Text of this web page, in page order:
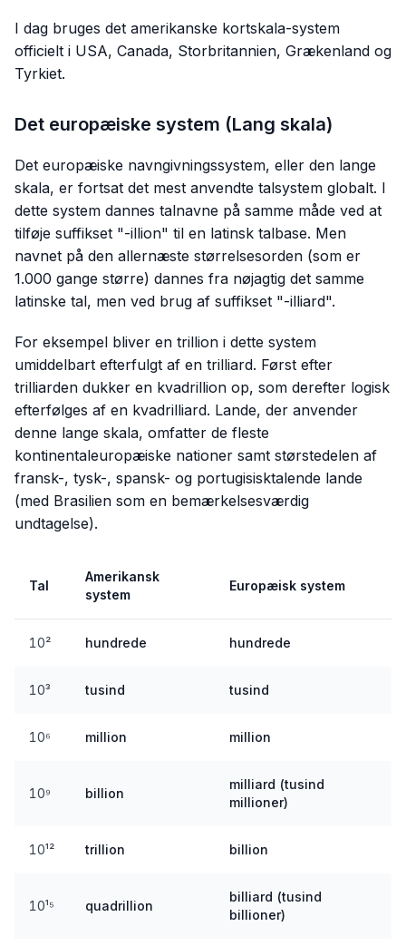
I dag bruges det amerikanske kortskala-system
officielt i USA, Canada, Storbritannien, Grækenland og
Tyrkiet.
Det europæiske system (Lang skala)
Det europæiske navngivningssystem, eller den lange
skala, er fortsat det mest anvendte talsystem globalt. I
dette system dannes talnavne på samme måde ved at
tilføje suffikset "-illion" til en latinsk talbase. Men
navnet på den allernæste størrelsesorden (som er
1.000 gange større) dannes fra nøjagtig det samme
latinske tal, men ved brug af suffikset "-illiard".
For eksempel bliver en trillion i dette system
umiddelbart efterfulgt af en trilliard. Først efter
trilliarden dukker en kvadrillion op, som derefter logisk
efterfølges af en kvadrilliard. Lande, der anvender
denne lange skala, omfatter de fleste
kontinentaleuropæiske nationer samt størstedelen af
fransk-, tysk-, spansk- og portugisisktalende lande
(med Brasilien som en bemærkelsesværdig
undtagelse).
Tal
Amerikansk
system
Europæisk system
10² hundrede hundrede
10³ tusind tusind
10⁶ million million
10⁹ billion
milliard (tusind
millioner)
10¹² trillion billion
10¹⁵ quadrillion
billiard (tusind
billioner)